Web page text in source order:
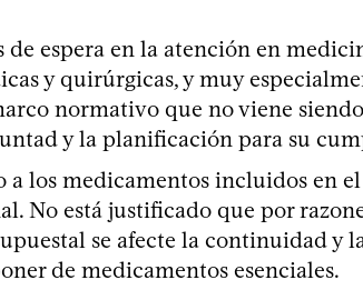
espera en la atención en
y quirúrgicas, y muy
normativo que no viene
y la planificación para su
a los medicamentos incluidos en
No está justificado que por
se afecte la continuidad y
de medicamentos esenciales.